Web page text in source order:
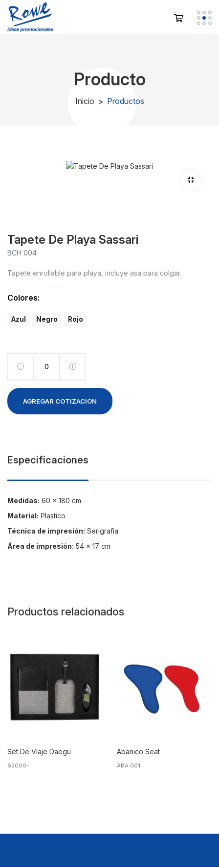
Producto
Inicio Productos
Tapete De Playa Sassari
BCH 004
Tapete enrollable para playa, incluye asa para colgar.
Colores:
Azul Negro Rojo
AGREGAR COTIZACIÓN
Especificaciones
Medidas: 60 x 180 cm
Material: Plastico
Técnica de impresión: Serigrafia
Área de impresión: 54 x 17 cm
Productos relacionados
Set De Viaje Daegu
62000-
Abanico Seat
ABA 001